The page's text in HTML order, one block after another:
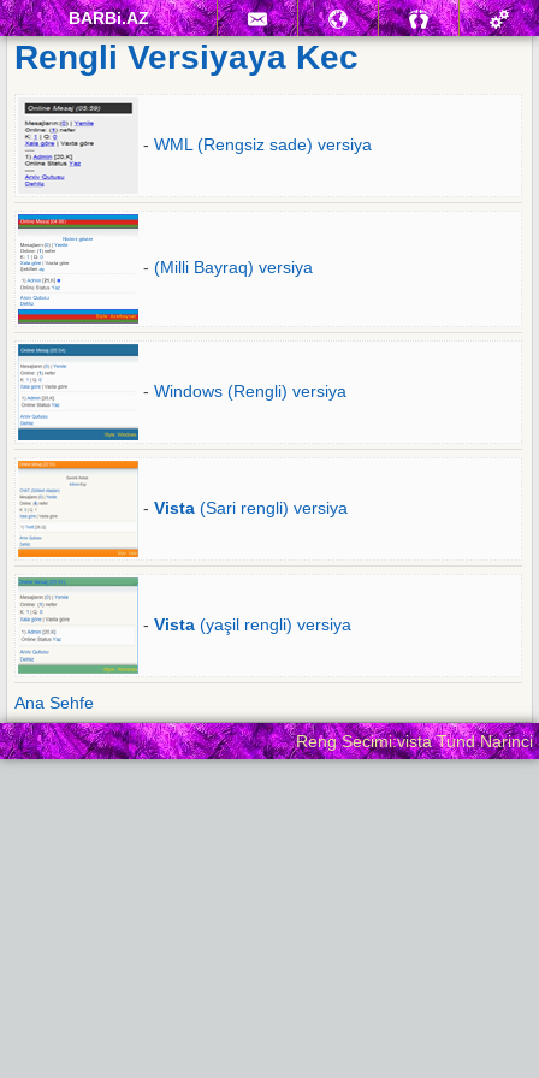
BARBi.AZ
Rengli Versiyaya Kec
- WML (Rengsiz sade) versiya
- (Milli Bayraq) versiya
- Windows (Rengli) versiya
- Vista (Sari rengli) versiya
- Vista (yaşil rengli) versiya
Ana Sehfe
Reng Secimi:vista Tund Narinci